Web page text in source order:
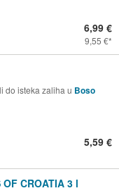
6,99 €
9,55 €
do isteka zaliha u Boso
5,59 €
CROATIA 3 l